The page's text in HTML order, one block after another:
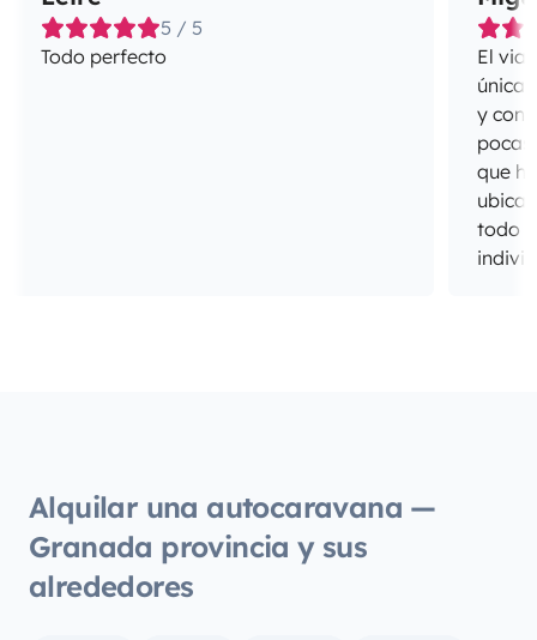
5 / 5
Todo perfecto
El
y
que
todo
Alquilar una autocaravana —
Granada provincia y sus
alrededores